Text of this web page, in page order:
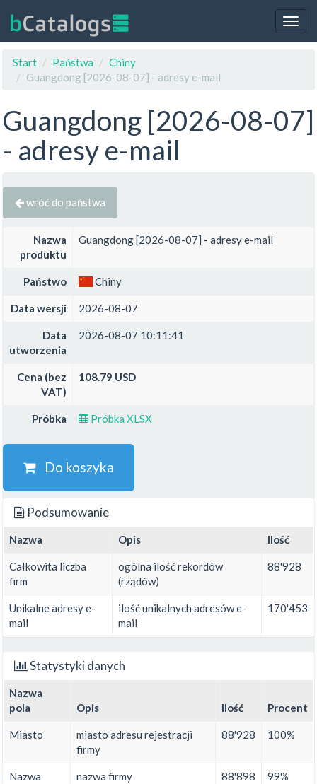
Start
Państwa
Chiny
Guangdong [2026-08-07] - adresy e-mail
Guangdong [2026-08-07]
- adresy e-mail
wróć do państwa
Nazwa
produktu
Guangdong [2026-08-07] - adresy e-mail
Państwo Chiny
Data wersji 2026-08-07
Data
utworzenia
2026-08-07 10:11:41
Cena (bez
VAT)
108.79 USD
Próbka Próbka XLSX
Do koszyka
Podsumowanie
Nazwa Opis Ilość
Całkowita liczba
firm
ogólna ilość rekordów
(rządów)
88'928
Unikalne adresy e-
mail
ilość unikalnych adresów e-
mail
170'453
Statystyki danych
Nazwa
pola
Opis Ilość Procent
Miasto
miasto adresu rejestracji
firmy
88'928 100%
Nazwa nazwa firmy 88'898 99%